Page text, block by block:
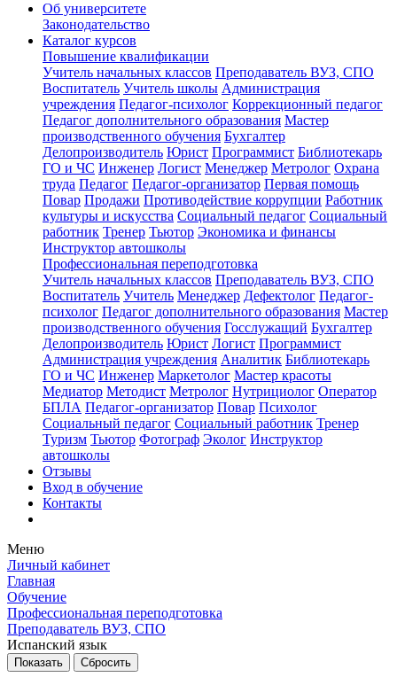
Об университете
Законодательство
Каталог курсов
Повышение квалификации
Учитель начальных классов Преподаватель ВУЗ, СПО
Воспитатель Учитель школы Администрация
учреждения Педагог-психолог Коррекционный педагог
Педагог дополнительного образования Мастер
производственного обучения Бухгалтер
Делопроизводитель Юрист Программист Библиотекарь
ГО и ЧС Инженер Логист Менеджер Метролог Охрана
труда Педагог Педагог-организатор Первая помощь
Повар Продажи Противодействие коррупции Работник
культуры и искусства Социальный педагог Социальный
работник Тренер Тьютор Экономика и финансы
Инструктор автошколы
Профессиональная переподготовка
Учитель начальных классов Преподаватель ВУЗ, СПО
Воспитатель Учитель Менеджер Дефектолог Педагог-
психолог Педагог дополнительного образования Мастер
производственного обучения Госслужащий Бухгалтер
Делопроизводитель Юрист Логист Программист
Администрация учреждения Аналитик Библиотекарь
ГО и ЧС Инженер Маркетолог Мастер красоты
Медиатор Методист Метролог Нутрициолог Оператор
БПЛА Педагог-организатор Повар Психолог
Социальный педагог Социальный работник Тренер
Туризм Тьютор Фотограф Эколог Инструктор
автошколы
Отзывы
Вход в обучение
Контакты
Меню
Личный кабинет
Главная
Обучение
Профессиональная переподготовка
Преподаватель ВУЗ, СПО
Испанский язык